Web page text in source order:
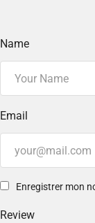
Name
Email
Enregistrer mon
Review